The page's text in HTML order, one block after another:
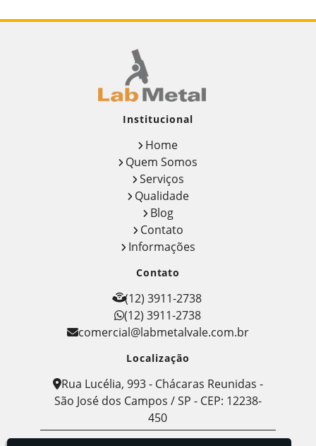
Institucional
Home
Quem Somos
Serviços
Qualidade
Blog
Contato
Informações
Contato
(12) 3911-2738
(12) 3911-2738
comercial@labmetalvale.com.br
Localização
Rua Lucélia, 993 - Chácaras Reunidas -
São José dos Campos / SP - CEP: 12238-
450